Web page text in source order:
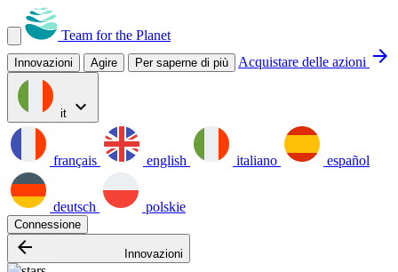
Team for the Planet
Innovazioni Agire Per saperne di più Acquistare delle azioni arrow_forward
it expand_more
français english italiano español
deutsch polskie
Connessione
arrow_backward Innovazioni